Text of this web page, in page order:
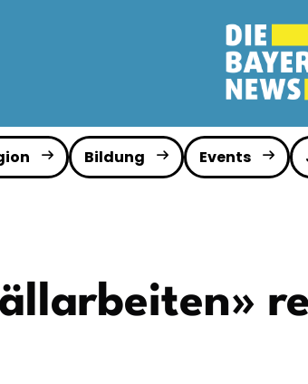
Bildung Events